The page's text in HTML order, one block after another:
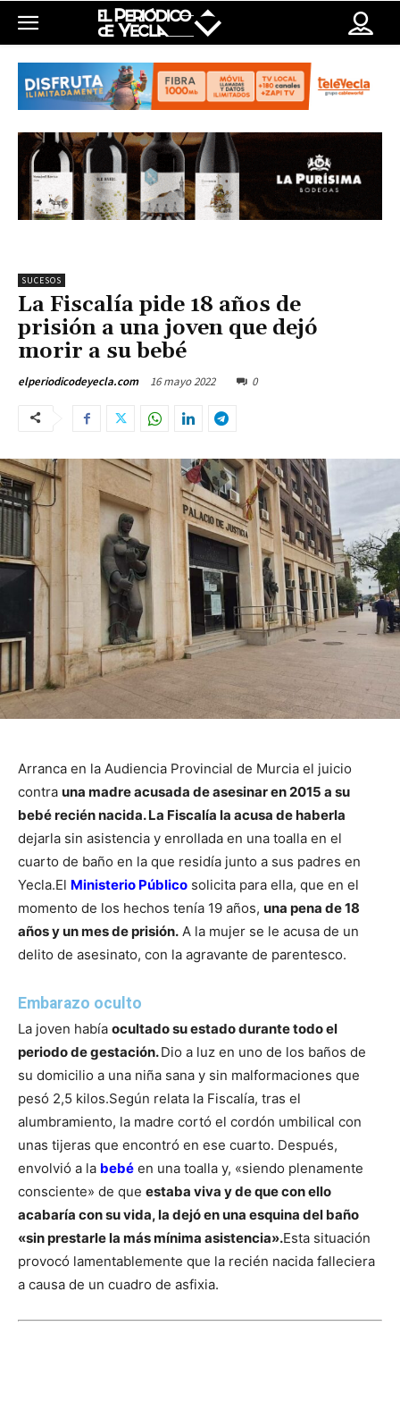
SUCESOS
La Fiscalía pide 18 años de
prisión a una joven que dejó
morir a su bebé
elperiodicodeyecla.com 16 mayo 2022 0
Arranca en la Audiencia Provincial de Murcia el juicio
contra una madre acusada de asesinar en 2015 a su
bebé recién nacida. La Fiscalía la acusa de haberla
dejarla sin asistencia y enrollada en una toalla en el
cuarto de baño en la que residía junto a sus padres en
Yecla.El Ministerio Público solicita para ella, que en el
momento de los hechos tenía 19 años, una pena de 18
años y un mes de prisión. A la mujer se le acusa de un
delito de asesinato, con la agravante de parentesco.
Embarazo oculto
La joven había ocultado su estado durante todo el
periodo de gestación.Dio a luz en uno de los baños de
su domicilio a una niña sana y sin malformaciones que
pesó 2,5 kilos.Según relata la Fiscalía, tras el
alumbramiento, la madre cortó el cordón umbilical con
unas tijeras que encontró en ese cuarto. Después,
envolvió a la bebé en una toalla y, «siendo plenamente
consciente» de que estaba viva y de que con ello
acabaría con su vida, la dejó en una esquina del baño
«sin prestarle la más mínima asistencia».Esta situación
provocó lamentablemente que la recién nacida falleciera
a causa de un cuadro de asfixia.